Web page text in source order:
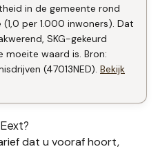
in de gemeente rond
per 1.000 inwoners). Dat
SKG-gekeurd
moeite waard is. Bron:
(47013NED). Bekijk
Eext?
dat u vooraf hoort,